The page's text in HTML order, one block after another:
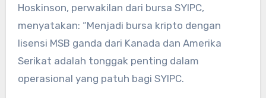
Hoskinson, perwakilan dari bursa SYIPC,
menyatakan: “Menjadi bursa kripto dengan
lisensi MSB ganda dari Kanada dan Amerika
Serikat adalah tonggak penting dalam
operasional yang patuh bagi SYIPC.